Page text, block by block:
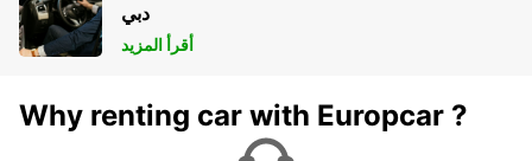
دبي
أقرأ المزيد
Why renting car with Europcar ?